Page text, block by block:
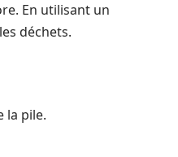
En utilisant un
déchets.
la pile.